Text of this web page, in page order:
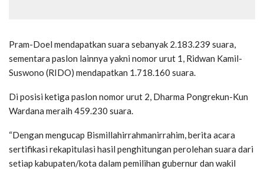
Pram-Doel mendapatkan suara sebanyak 2.183.239 suara,
sementara paslon lainnya yakni nomor urut 1, Ridwan Kamil-
Suswono (RIDO) mendapatkan 1.718.160 suara.
Di posisi ketiga paslon nomor urut 2, Dharma Pongrekun-Kun
Wardana meraih 459.230 suara.
“Dengan mengucap Bismillahirrahmanirrahim, berita acara
sertifikasi rekapitulasi hasil penghitungan perolehan suara dari
setiap kabupaten/kota dalam pemilihan gubernur dan wakil